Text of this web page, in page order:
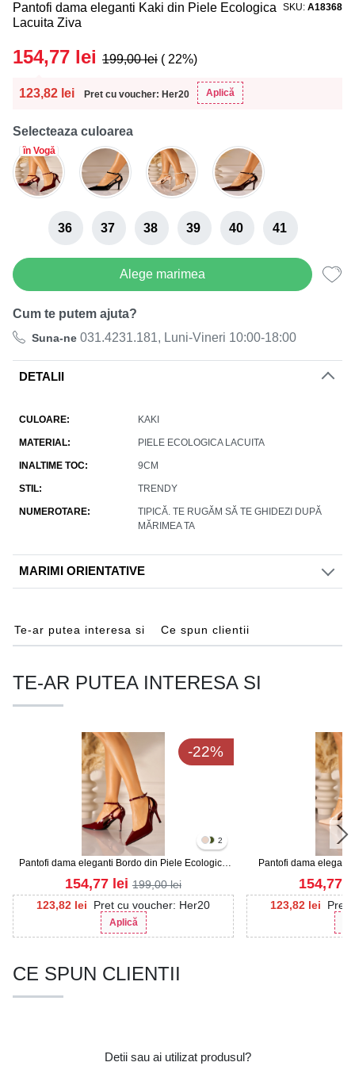
Pantofi dama eleganti Kaki din Piele Ecologica
Lacuita Ziva
SKU A18368
123,82 lei Pret cu voucher: Her20 Aplică
154,77 lei 199,00lei ( 22%)
Selecteaza culoarea
în Vogă
36 37 38 39 40 41
Alege marimea
Cum te putem ajuta?
Suna-ne 031.4231.181, Luni-Vineri 10:00-18:00
DETALII
CULOARE KAKI
MATERIAL PIELE ECOLOGICA LACUITA
INALTIME TOC 9CM
STIL TRENDY
NUMEROTARE
TIPICĂ. TE RUGĂM SĂ TE GHIDEZI DUPĂ
MĂRIMEA TA
MARIMI ORIENTATIVE
Te-ar putea interesa si Ce spun clientii
TE-AR PUTEA INTERESA SI
-22%
2
Pantofi dama eleganti Bordo din Piele Ecologica
Lacuita Ziva
123,82 lei Pret cu voucher: Her20
Aplică
154,77 lei 199,00lei
Pantofi dama
123,82 lei Pret
154,77
CE SPUN CLIENTII
Detii sau ai utilizat produsul?